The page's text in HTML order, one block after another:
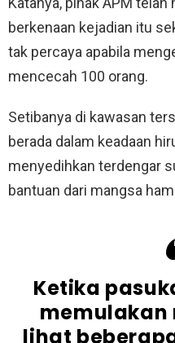
berkenaan kejadian itu
tak percaya apabila
mencecah 100 orang.
Setibanya di kawasan
berada dalam keadaan
menyedihkan terdengar
bantuan dari mangsa
Ketika
memulakan
lihat